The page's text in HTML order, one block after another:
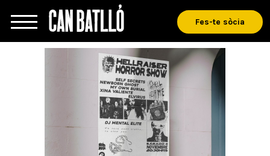
Fes-te sòcia